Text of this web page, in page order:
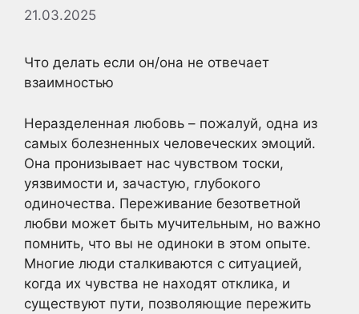
21.03.2025
Что делать если он/она не отвечает
взаимностью
Неразделенная любовь – пожалуй, одна из
самых болезненных человеческих эмоций.
Она пронизывает нас чувством тоски,
уязвимости и, зачастую, глубокого
одиночества. Переживание безответной
любви может быть мучительным, но важно
помнить, что вы не одиноки в этом опыте.
Многие люди сталкиваются с ситуацией,
когда их чувства не находят отклика, и
существуют пути, позволяющие пережить